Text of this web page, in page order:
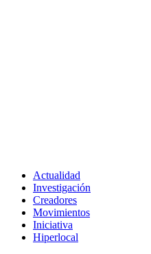
Actualidad
Investigación
Creadores
Movimientos
Iniciativa
Hiperlocal